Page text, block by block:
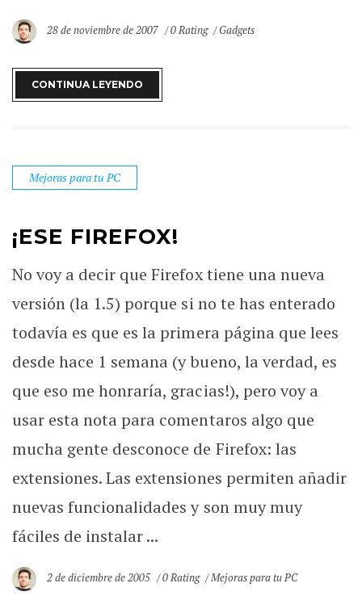
28 de noviembre de 2007 0 Rating Gadgets
CONTINUA LEYENDO
Mejoras para tu PC
¡ESE FIREFOX!
No voy a decir que Firefox tiene una nueva
versión (la 1.5) porque si no te has enterado
todavía es que es la primera página que lees
desde hace 1 semana (y bueno, la verdad, es
que eso me honraría, gracias!), pero voy a
usar esta nota para comentaros algo que
mucha gente desconoce de Firefox: las
extensiones. Las extensiones permiten añadir
nuevas funcionalidades y son muy muy
fáciles de instalar ...
2 de diciembre de 2005 0 Rating Mejoras para tu PC